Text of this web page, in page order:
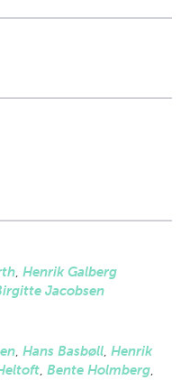
, Henrik Galberg
Jacobsen
, Hans Basbøll, Henrik
, Bente Holmberg,